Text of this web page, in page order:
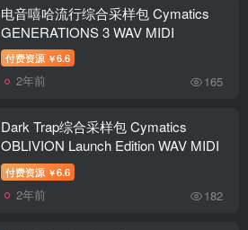
电音嘻哈流行综合采样包 Cymatics
GENERATIONS 3 WAV MIDI
付费资源 ￥6.6
2年前 165
Dark Trap综合采样包 Cymatics
OBLIVION Launch Edition WAV MIDI
付费资源 ￥6.6
2年前 182